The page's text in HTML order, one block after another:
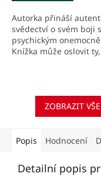
Autorka přináší
svědectví o svém boji s
psychickým
Knížka může oslovit
ZOBRAZIT
Popis Hodnocení
Detailní popis